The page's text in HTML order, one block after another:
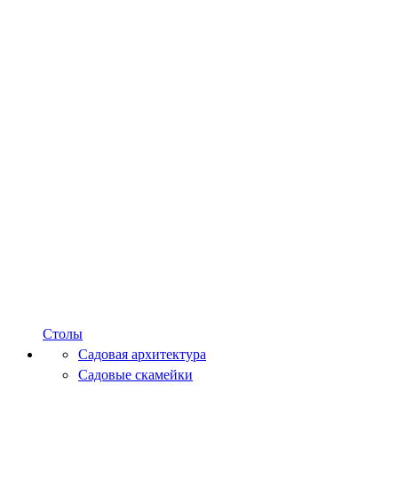
Столы
Садовая архитектура
Садовые скамейки